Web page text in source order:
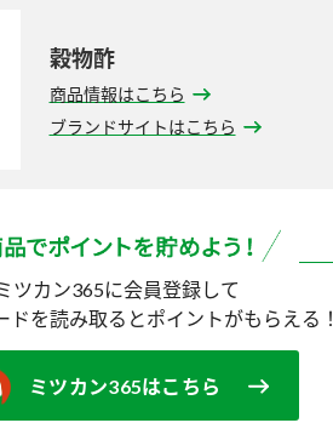
穀物酢
商品情報はこちら
ブランドサイトはこちら
ツカン365に会員登録して
ドを読み取ると ポイントがもらえる！
ミツカン365はこちら